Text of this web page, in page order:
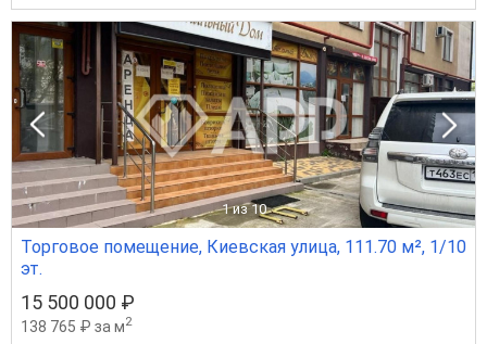
1 из 10
Торговое помещение, Киевская улица, 111.70 м², 1/10
эт.
15 500 000 ₽
138 765 ₽ за м2